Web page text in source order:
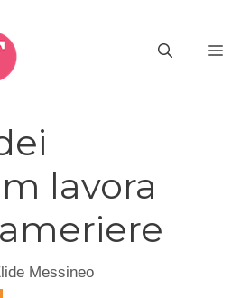
lavora
Messineo